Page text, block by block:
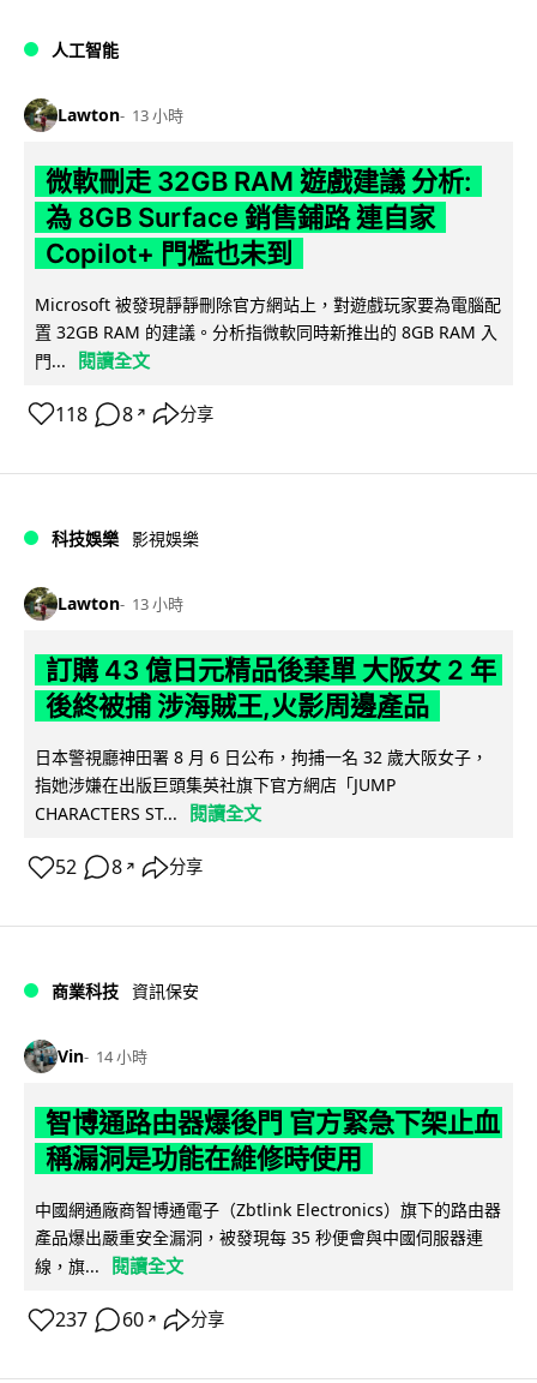
人工智能
Lawton 13 小時
微軟刪走 32GB RAM 遊戲建議 分析:
為 8GB Surface 銷售鋪路 連自家
Copilot+ 門檻也未到
Microsoft 被發現靜靜刪除官方網站上，對遊戲玩家要為電腦配
置 32GB RAM 的建議。分析指微軟同時新推出的 8GB RAM 入
門...
閱讀全文
118 8 ↗ 分享
科技娛樂 影視娛樂
Lawton 13 小時
訂購 43 億日元精品後棄單 大阪女 2 年
後終被捕 涉海賊王,火影周邊產品
日本警視廳神田署 8 月 6 日公布，拘捕一名 32 歲大阪女子，
指她涉嫌在出版巨頭集英社旗下官方網店「JUMP
CHARACTERS ST...
閱讀全文
52 8 ↗ 分享
商業科技 資訊保安
Vin 14 小時
智博通路由器爆後門 官方緊急下架止血
稱漏洞是功能在維修時使用
中國網通廠商智博通電子（Zbtlink Electronics）旗下的路由器
產品爆出嚴重安全漏洞，被發現每 35 秒便會與中國伺服器連
線，旗...
閱讀全文
237 60 ↗ 分享